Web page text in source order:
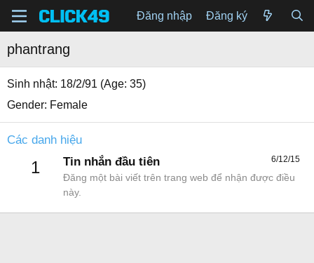
Đăng nhập Đăng ký
phantrang
Sinh nhật 18/2/91 (Age: 35)
Gender Female
Các danh hiệu
1 6/12/15
Tin nhắn đầu tiên
Đăng một bài viết trên trang web để nhận được điều
này.